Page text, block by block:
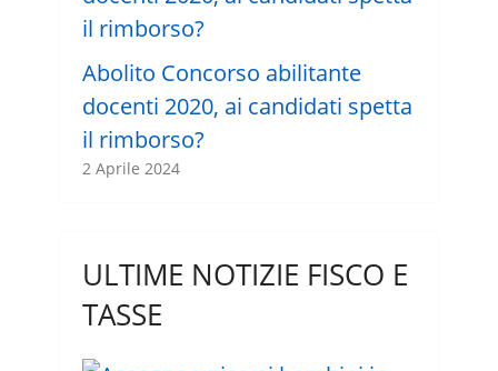
Abolito Concorso abilitante
docenti 2020, ai candidati spetta
il rimborso?
2 Aprile 2024
ULTIME NOTIZIE FISCO E
TASSE